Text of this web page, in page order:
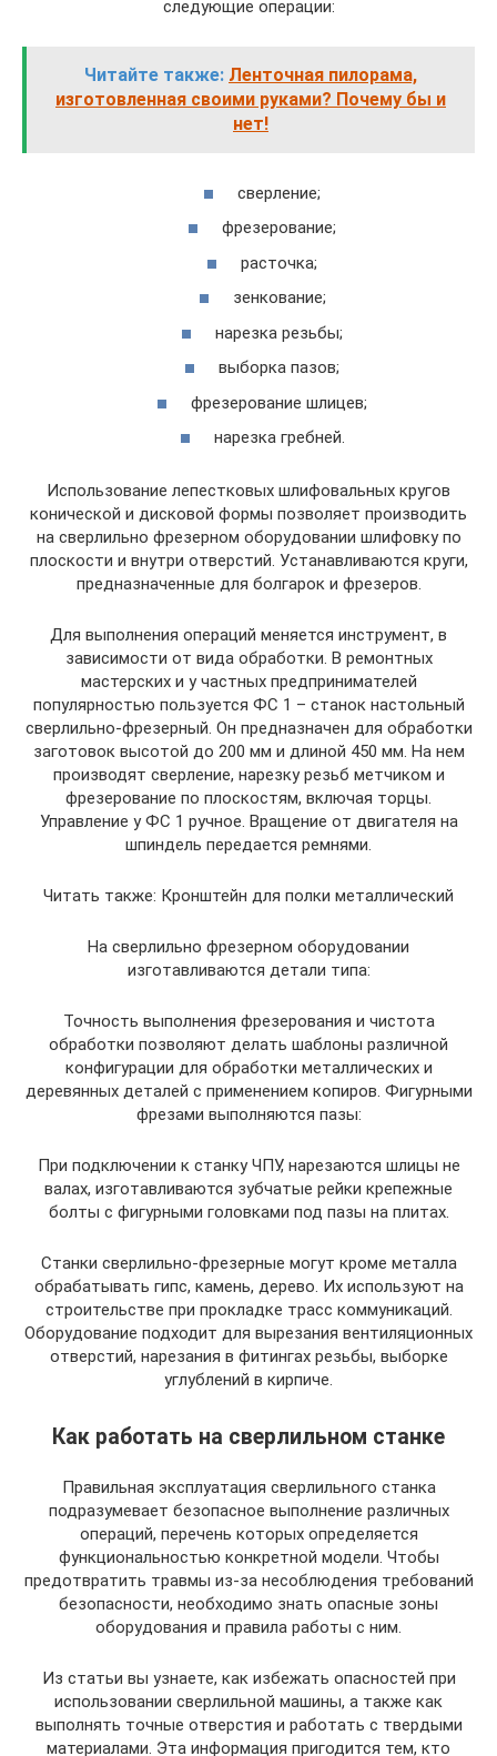
следующие операции:
Читайте также: Ленточная пилорама,
изготовленная своими руками? Почему бы и
нет!
сверление;
фрезерование;
расточка;
зенкование;
нарезка резьбы;
выборка пазов;
фрезерование шлицев;
нарезка гребней.
Использование лепестковых шлифовальных кругов
конической и дисковой формы позволяет производить
на сверлильно фрезерном оборудовании шлифовку по
плоскости и внутри отверстий. Устанавливаются круги,
предназначенные для болгарок и фрезеров.
Для выполнения операций меняется инструмент, в
зависимости от вида обработки. В ремонтных
мастерских и у частных предпринимателей
популярностью пользуется ФС 1 – станок настольный
сверлильно-фрезерный. Он предназначен для обработки
заготовок высотой до 200 мм и длиной 450 мм. На нем
производят сверление, нарезку резьб метчиком и
фрезерование по плоскостям, включая торцы.
Управление у ФС 1 ручное. Вращение от двигателя на
шпиндель передается ремнями.
Читать также: Кронштейн для полки металлический
На сверлильно фрезерном оборудовании
изготавливаются детали типа:
Точность выполнения фрезерования и чистота
обработки позволяют делать шаблоны различной
конфигурации для обработки металлических и
деревянных деталей с применением копиров. Фигурными
фрезами выполняются пазы:
При подключении к станку ЧПУ, нарезаются шлицы не
валах, изготавливаются зубчатые рейки крепежные
болты с фигурными головками под пазы на плитах.
Станки сверлильно-фрезерные могут кроме металла
обрабатывать гипс, камень, дерево. Их используют на
строительстве при прокладке трасс коммуникаций.
Оборудование подходит для вырезания вентиляционных
отверстий, нарезания в фитингах резьбы, выборке
углублений в кирпиче.
Как работать на сверлильном станке
Правильная эксплуатация сверлильного станка
подразумевает безопасное выполнение различных
операций, перечень которых определяется
функциональностью конкретной модели. Чтобы
предотвратить травмы из-за несоблюдения требований
безопасности, необходимо знать опасные зоны
оборудования и правила работы с ним.
Из статьи вы узнаете, как избежать опасностей при
использовании сверлильной машины, а также как
выполнять точные отверстия и работать с твердыми
материалами. Эта информация пригодится тем, кто